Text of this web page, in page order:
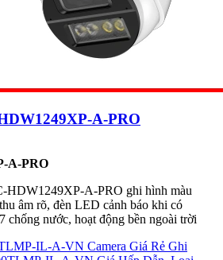
A-PRO
A-PRO
HDW1249XP-A-PRO ghi hình màu
âm rõ, đèn LED cảnh báo khi có
chống nước, hoạt động bền ngoài trời